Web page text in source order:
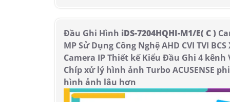
Đầu Ghi Hình iDS-7204HQHI-M1/E( C )
MP Sử Dụng Công Nghệ AHD CVI TVI
Camera IP Thiết kế Kiểu Đầu Ghi 4 kênh
Chíp xử lý hình ảnh Turbo ACUSENSE
hình ảnh lâu hơn